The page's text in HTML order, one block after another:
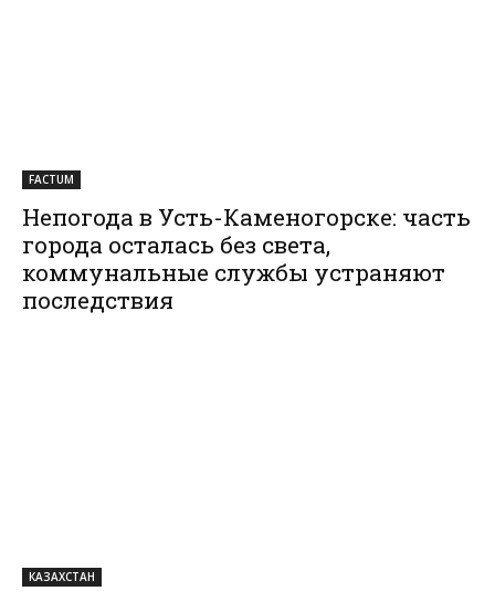
FACTUM
Непогода в Усть-Каменогорске: часть
города осталась без света,
коммунальные службы устраняют
последствия
КАЗАХСТАН